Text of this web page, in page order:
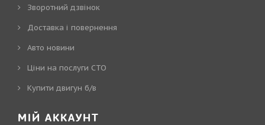
Зворотний дзвінок
Доставка і повернення
Авто новини
Ціни на послуги СТО
Купити двигун б/в
МІЙ АККАУНТ